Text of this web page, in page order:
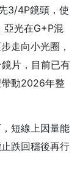
3/4P鏡頭，使
亞光在G+P混
走向小光圈，
片，目前已有
帶動2026年整
短線上因量能
跌回穩後再行